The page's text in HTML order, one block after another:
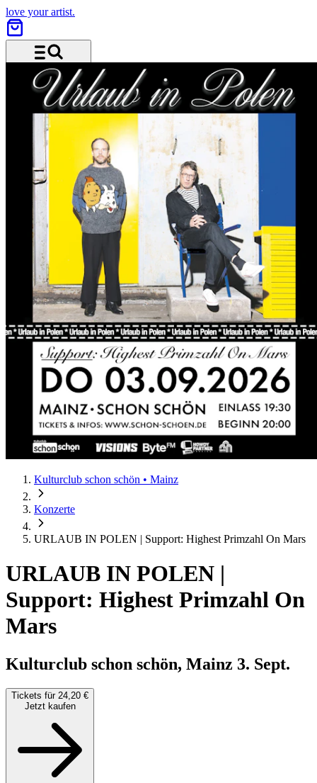
love your artist.
Menü und Suche
Kulturclub schon schön • Mainz
Konzerte
URLAUB IN POLEN | Support: Highest Primzahl On Mars
URLAUB IN POLEN |
Support: Highest Primzahl On
Mars
Kulturclub schon schön, Mainz 3. Sept.
Tickets für 24,20 €
Jetzt kaufen